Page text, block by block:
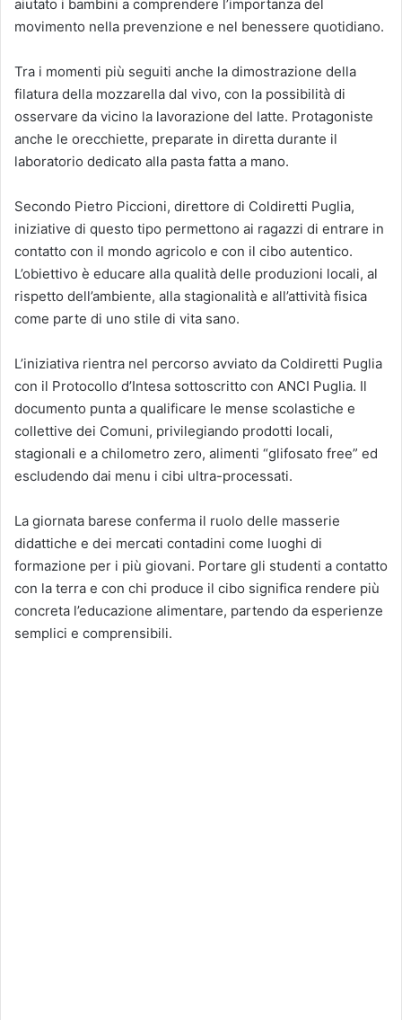
aiutato i bambini a comprendere l’importanza del
movimento nella prevenzione e nel benessere quotidiano.
Tra i momenti più seguiti anche la dimostrazione della
filatura della mozzarella dal vivo, con la possibilità di
osservare da vicino la lavorazione del latte. Protagoniste
anche le orecchiette, preparate in diretta durante il
laboratorio dedicato alla pasta fatta a mano.
Secondo Pietro Piccioni, direttore di Coldiretti Puglia,
iniziative di questo tipo permettono ai ragazzi di entrare in
contatto con il mondo agricolo e con il cibo autentico.
L’obiettivo è educare alla qualità delle produzioni locali, al
rispetto dell’ambiente, alla stagionalità e all’attività fisica
come parte di uno stile di vita sano.
L’iniziativa rientra nel percorso avviato da Coldiretti Puglia
con il Protocollo d’Intesa sottoscritto con ANCI Puglia. Il
documento punta a qualificare le mense scolastiche e
collettive dei Comuni, privilegiando prodotti locali,
stagionali e a chilometro zero, alimenti “glifosato free” ed
escludendo dai menu i cibi ultra-processati.
La giornata barese conferma il ruolo delle masserie
didattiche e dei mercati contadini come luoghi di
formazione per i più giovani. Portare gli studenti a contatto
con la terra e con chi produce il cibo significa rendere più
concreta l’educazione alimentare, partendo da esperienze
semplici e comprensibili.